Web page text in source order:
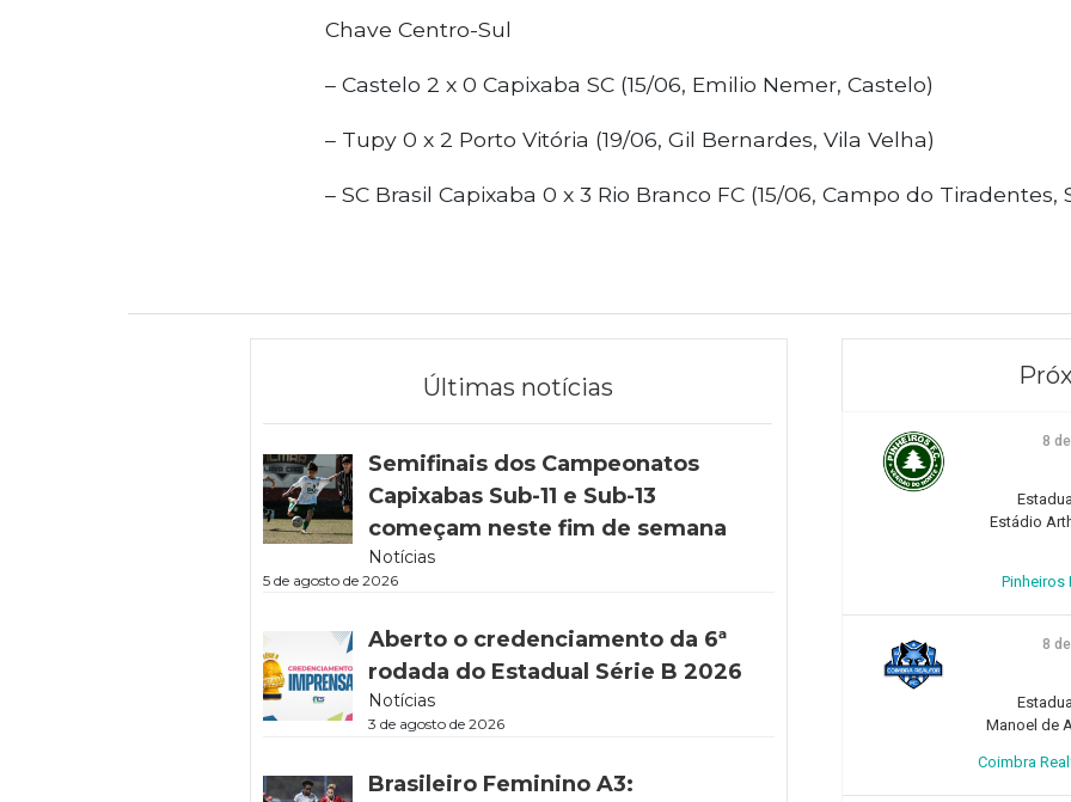
Chave Centro-Sul
– Castelo 2 x 0 Capixaba SC (15/06, Emilio Nemer, Castelo)
– Tupy 0 x 2 Porto Vitória (19/06, Gil Bernardes, Vila Velha)
– SC Brasil Capixaba 0 x 3 Rio Branco FC (15/06, Campo do Tiradentes,
Últimas notícias
Semifinais dos Campeonatos
Capixabas Sub-11 e Sub-13
começam neste fim de semana
Notícias
5 de agosto de 2026
Aberto o credenciamento da 6ª
rodada do Estadual Série B 2026
Notícias
3 de agosto de 2026
Brasileiro Feminino A3:
8
Estádio
Pinheiros
8
Manoel de
Coimbra